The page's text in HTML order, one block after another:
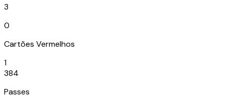
3
0
Cartões Vermelhos
1
384
Passes